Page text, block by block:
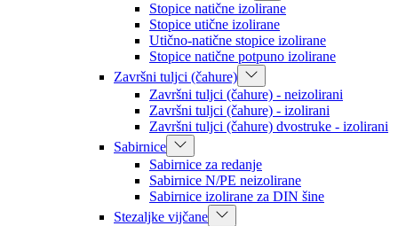
Stopice natične izolirane
Stopice utične izolirane
Utično-natične stopice izolirane
Stopice natične potpuno izolirane
Završni tuljci (čahure)
Završni tuljci (čahure) - neizolirani
Završni tuljci (čahure) - izolirani
Završni tuljci (čahure) dvostruke - izolirani
Sabirnice
Sabirnice za redanje
Sabirnice N/PE neizolirane
Sabirnice izolirane za DIN šine
Stezaljke vijčane